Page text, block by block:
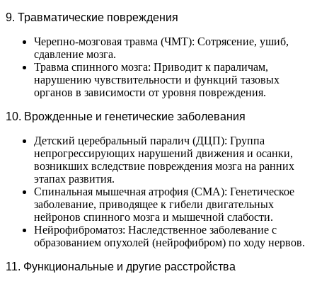
9. Травматические повреждения
Черепно-мозговая травма (ЧМТ): Сотрясение, ушиб,
сдавление мозга.
Травма спинного мозга: Приводит к параличам,
нарушению чувствительности и функций тазовых
органов в зависимости от уровня повреждения.
10. Врожденные и генетические заболевания
Детский церебральный паралич (ДЦП): Группа
непрогрессирующих нарушений движения и осанки,
возникших вследствие повреждения мозга на ранних
этапах развития.
Спинальная мышечная атрофия (СМА): Генетическое
заболевание, приводящее к гибели двигательных
нейронов спинного мозга и мышечной слабости.
Нейрофиброматоз: Наследственное заболевание с
образованием опухолей (нейрофибром) по ходу нервов.
11. Функциональные и другие расстройства